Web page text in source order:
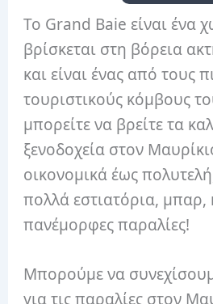
Το Grand Baie είναι ένα
βρίσκεται στη βόρεια
και είναι ένας από τους
τουριστικούς κόμβους
μπορείτε να βρείτε τα
ξενοδοχεία στον
οικονομικά έως
πολλά εστιατόρια, μπαρ,
πανέμορφες παραλίες!
Μπορούμε να
για τις παραλίες στον